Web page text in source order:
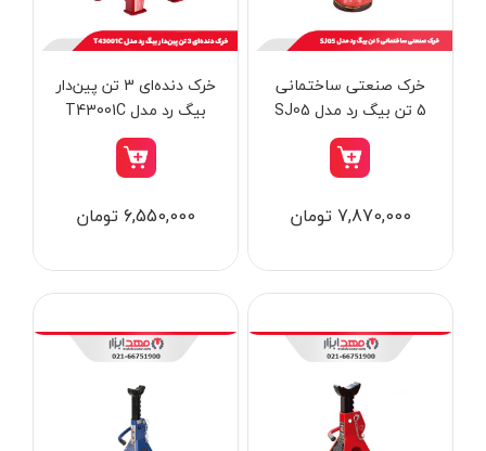
ابزار جوش و برش
ابزار اندازه گیری دقیق و لیزری
ابزار باغبانی
ابزار نجاری
ابزار بادی
برند ها
خرک صنعتی ساختمانی
5 تن بیگ رد مدل SJ05
7,870,000 تومان
خرک دنده‌ای 3 تن پین‌دار
بیگ رد مدل T43001C
6,550,000 تومان